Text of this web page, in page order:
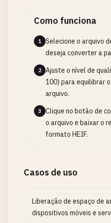
Como funciona
1
Selecione o arquivo
deseja converter a
2
Ajuste o nível de
100) para equilibrar
arquivo.
3
Clique no botão de
o arquivo e baixar o
formato HEIF.
Casos de uso
Liberação de espaço de
dispositivos móveis e